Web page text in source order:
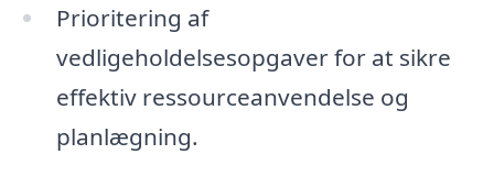
Prioritering af
vedligeholdelsesopgaver for at sikre
effektiv ressourceanvendelse og
planlægning.